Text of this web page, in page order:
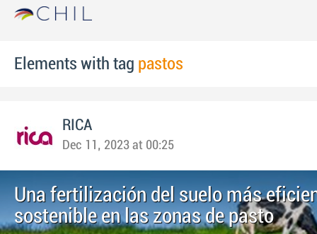
Elements with tag pastos
RICA
Dec 11, 2023 at 00:25
Una fertilización del suelo más
sostenible en las zonas de pasto